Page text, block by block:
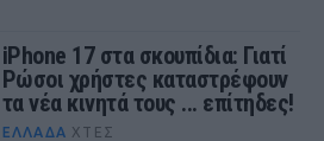
iPhone 17 στα σκουπίδια: Γιατί
Ρώσοι χρήστες καταστρέφουν
τα νέα κινητά τους ... επίτηδες!
ΕΛΛΆΔΑ ΧΤΕΣ